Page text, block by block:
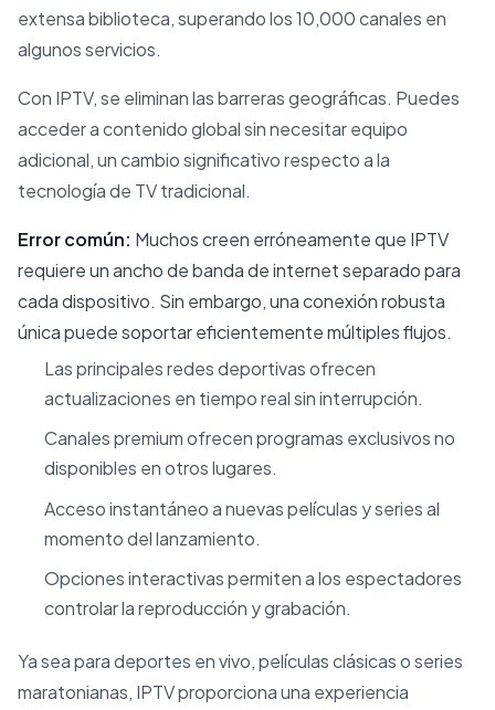
extensa biblioteca, superando los 10,000 canales en
algunos servicios.
Con IPTV, se eliminan las barreras geográficas. Puedes
acceder a contenido global sin necesitar equipo
adicional, un cambio significativo respecto a la
tecnología de TV tradicional.
Error común: Muchos creen erróneamente que IPTV
requiere un ancho de banda de internet separado para
cada dispositivo. Sin embargo, una conexión robusta
única puede soportar eficientemente múltiples flujos.
Las principales redes deportivas ofrecen
actualizaciones en tiempo real sin interrupción.
Canales premium ofrecen programas exclusivos no
disponibles en otros lugares.
Acceso instantáneo a nuevas películas y series al
momento del lanzamiento.
Opciones interactivas permiten a los espectadores
controlar la reproducción y grabación.
Ya sea para deportes en vivo, películas clásicas o series
maratonianas, IPTV proporciona una experiencia